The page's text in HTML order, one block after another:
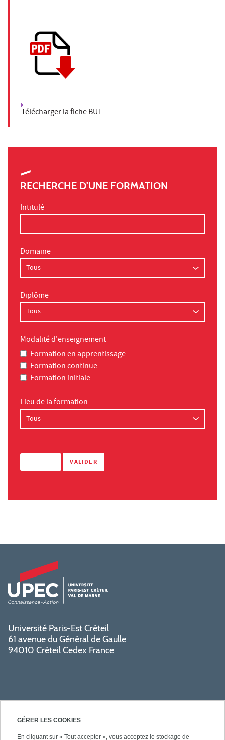
GÉRER LES COOKIES
En cliquant sur « Tout accepter », vous acceptez le stockage de
Télécharger la fiche BUT
RECHERCHE D'UNE FORMATION
Intitulé
Domaine
Diplôme
Modalité d'enseignement
Formation en apprentissage
Formation continue
Formation initiale
Lieu de la formation
Université Paris-Est Créteil
61 avenue du Général de Gaulle
94010 Créteil Cedex France